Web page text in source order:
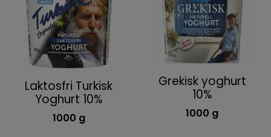
Laktosfri Turkisk
Yoghurt 10%
1000 g
Grekisk yoghurt
10%
1000 g